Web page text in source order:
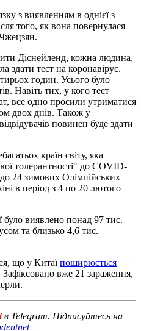
з виявленням в однієї з
того, як вона повернулася
Діснейленд, кожна людина,
здати тест на коронавірус.
годин. Усього було
Навіть тих, у кого тест
все одно просили утриматися
двох днів. Також у
повинен буде здати
країн світу, яка
толерантності" до COVID-
24 зимових Олімпійських
в період з 4 по 20 лютого
було виявлено понад 97 тис.
та близько 4,6 тис.
що у Китаїпоширюється
Зафіксовано вже 21 зараження,
в Telegram. Підписуйтесь на